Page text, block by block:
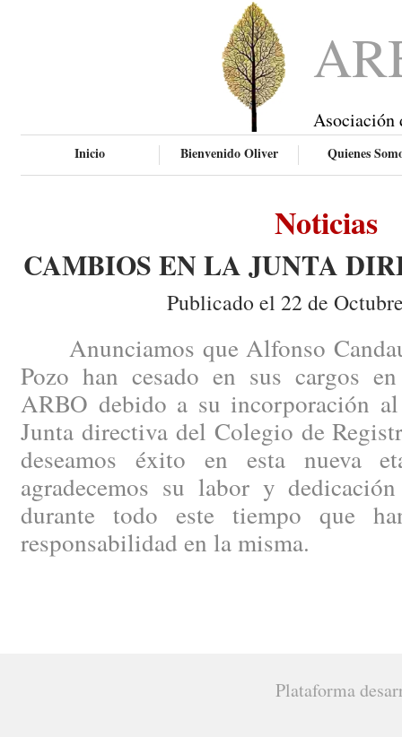
Asociación
Inicio Bienvenido Oliver Quienes
Noticias
CAMBIOS EN LA JUNTA
Publicado el 22 de
Anunciamos que Alfonso
Pozo han cesado en sus cargos
ARBO debido a su incorporación
Junta directiva del Colegio de
deseamos éxito en esta nueva
agradecemos su labor y
durante todo este tiempo que
responsabilidad en la misma.
Plataforma